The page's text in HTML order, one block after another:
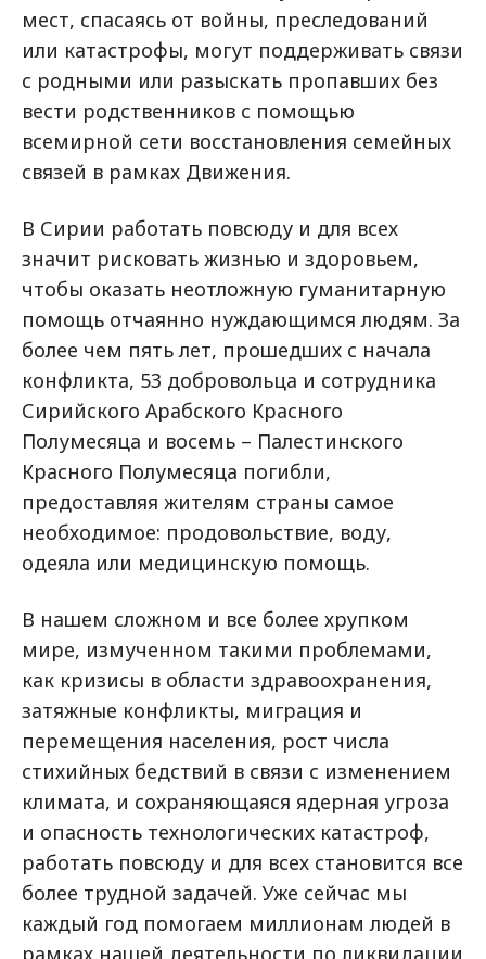
мест, спасаясь от войны, преследований
или катастрофы, могут поддерживать связи
с родными или разыскать пропавших без
вести родственников с помощью
всемирной сети восстановления семейных
связей в рамках Движения.
В Сирии работать повсюду и для всех
значит рисковать жизнью и здоровьем,
чтобы оказать неотложную гуманитарную
помощь отчаянно нуждающимся людям. За
более чем пять лет, прошедших с начала
конфликта, 53 добровольца и сотрудника
Сирийского Арабского Красного
Полумесяца и восемь – Палестинского
Красного Полумесяца погибли,
предоставляя жителям страны самое
необходимое: продовольствие, воду,
одеяла или медицинскую помощь.
В нашем сложном и все более хрупком
мире, измученном такими проблемами,
как кризисы в области здравоохранения,
затяжные конфликты, миграция и
перемещения населения, рост числа
стихийных бедствий в связи с изменением
климата, и сохраняющаяся ядерная угроза
и опасность технологических катастроф,
работать повсюду и для всех становится все
более трудной задачей. Уже сейчас мы
каждый год помогаем миллионам людей в
рамках нашей деятельности по ликвидации